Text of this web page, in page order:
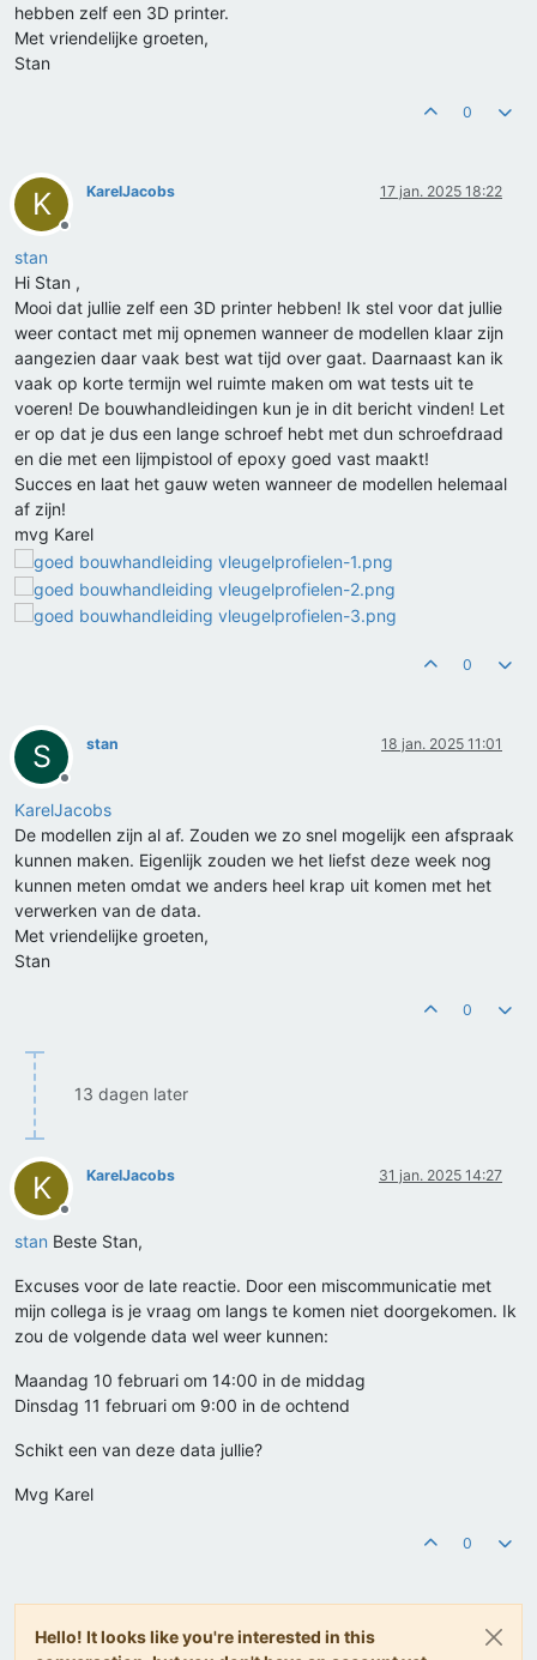
hebben zelf een 3D printer.
Met vriendelijke groeten,
Stan
0
K
Offline
KarelJacobs 17 jan. 2025 18:22
stan
Hi Stan ,
Mooi dat jullie zelf een 3D printer hebben! Ik stel voor dat jullie
weer contact met mij opnemen wanneer de modellen klaar zijn
aangezien daar vaak best wat tijd over gaat. Daarnaast kan ik
vaak op korte termijn wel ruimte maken om wat tests uit te
voeren! De bouwhandleidingen kun je in dit bericht vinden! Let
er op dat je dus een lange schroef hebt met dun schroefdraad
en die met een lijmpistool of epoxy goed vast maakt!
Succes en laat het gauw weten wanneer de modellen helemaal
af zijn!
mvg Karel
0
S
Offline
stan 18 jan. 2025 11:01
KarelJacobs
De modellen zijn al af. Zouden we zo snel mogelijk een afspraak
kunnen maken. Eigenlijk zouden we het liefst deze week nog
kunnen meten omdat we anders heel krap uit komen met het
verwerken van de data.
Met vriendelijke groeten,
Stan
0
13 dagen later
K
Offline
KarelJacobs 31 jan. 2025 14:27
stan Beste Stan,
Excuses voor de late reactie. Door een miscommunicatie met
mijn collega is je vraag om langs te komen niet doorgekomen. Ik
zou de volgende data wel weer kunnen:
Maandag 10 februari om 14:00 in de middag
Dinsdag 11 februari om 9:00 in de ochtend
Schikt een van deze data jullie?
Mvg Karel
0
Hello! It looks like you're interested in this